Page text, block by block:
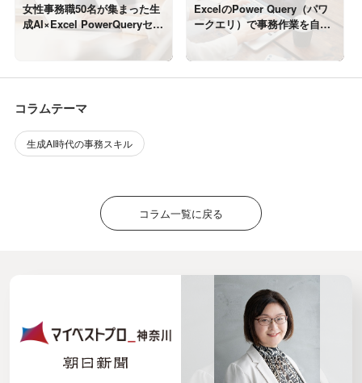
女性事務職50名が集まった生
成AI×Excel PowerQueryセミ
ナー──経営者が知っておきた
ExcelのPower Query（パワ
ークエリ）で事務作業を自動
化する実践支援
コラムテーマ
生成AI時代の事務スキル
コラム一覧に戻る